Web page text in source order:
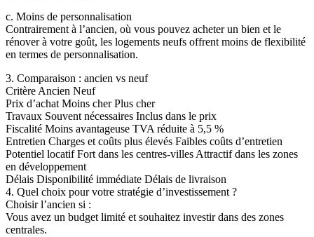
c. Moins de personnalisation
Contrairement à l’ancien, où vous pouvez acheter un bien et le
rénover à votre goût, les logements neufs offrent moins de flexibilité
en termes de personnalisation.
3. Comparaison : ancien vs neuf
Critère Ancien Neuf
Prix d’achat Moins cher Plus cher
Travaux Souvent nécessaires Inclus dans le prix
Fiscalité Moins avantageuse TVA réduite à 5,5 %
Entretien Charges et coûts plus élevés Faibles coûts d’entretien
Potentiel locatif Fort dans les centres-villes Attractif dans les zones
en développement
Délais Disponibilité immédiate Délais de livraison
4. Quel choix pour votre stratégie d’investissement ?
Choisir l’ancien si :
Vous avez un budget limité et souhaitez investir dans des zones
centrales.